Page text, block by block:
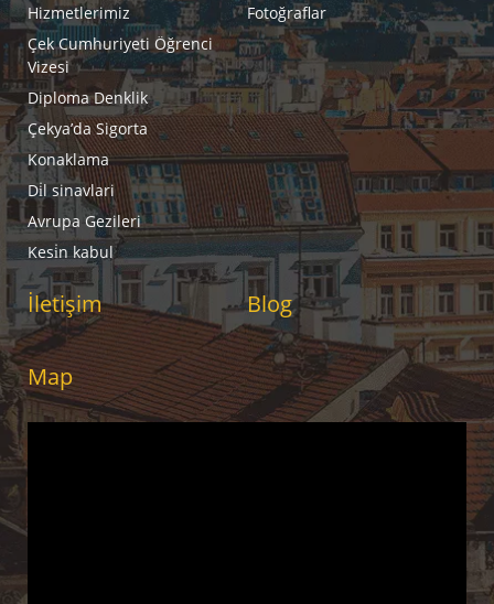
Hizmetlerimiz
Çek Cumhuriyeti Öğrenci
Vizesi
Diploma Denklik
Çekya’da Sigorta
Konaklama
Di̇l sinavlari
Avrupa Gezileri
Kesi̇n kabul
Fotoğraflar
İletişim Blog
Map